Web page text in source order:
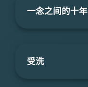
一念之间的十年
受洗